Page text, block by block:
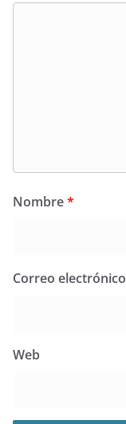
Nombre*
Correo electrónico
Web